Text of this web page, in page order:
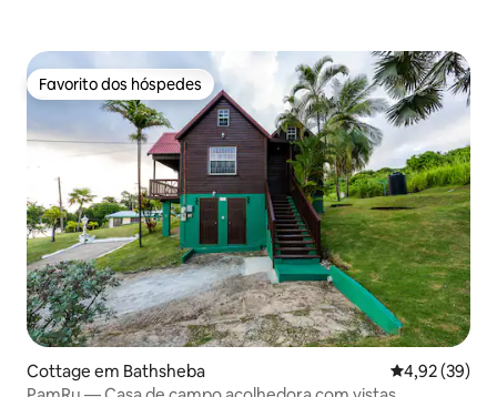
Favorito dos hóspedes
Favorito dos hóspedes
Cottage em Bathsheba Classificação
4,92 (39)